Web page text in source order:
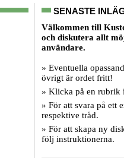
SENASTE
Välkommen till
och diskutera allt
användare.
» Eventuella
övrigt är ordet fritt!
» Klicka på en rubrik
» För att svara på ett
respektive tråd.
» För att skapa ny
följ instruktionerna.